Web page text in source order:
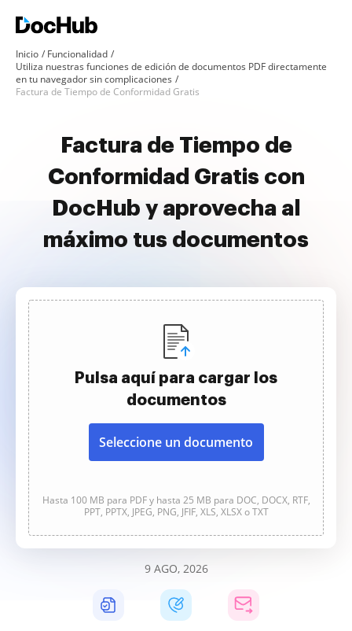
Inicio
Funcionalidad
Utiliza nuestras funciones de edición de documentos PDF directamente
en tu navegador sin complicaciones
Factura de Tiempo de Conformidad Gratis
Factura de Tiempo de
Conformidad Gratis con
DocHub y aprovecha al
máximo tus documentos
Pulsa aquí para cargar los
documentos
Seleccione un documento
Hasta 100 MB para PDF y hasta 25 MB para DOC, DOCX, RTF,
PPT, PPTX, JPEG, PNG, JFIF, XLS, XLSX o TXT
9 AGO, 2026